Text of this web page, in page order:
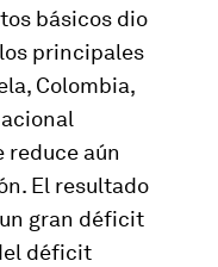
básicos dio
principales
Colombia,
reduce aún
El resultado
gran déficit
déficit